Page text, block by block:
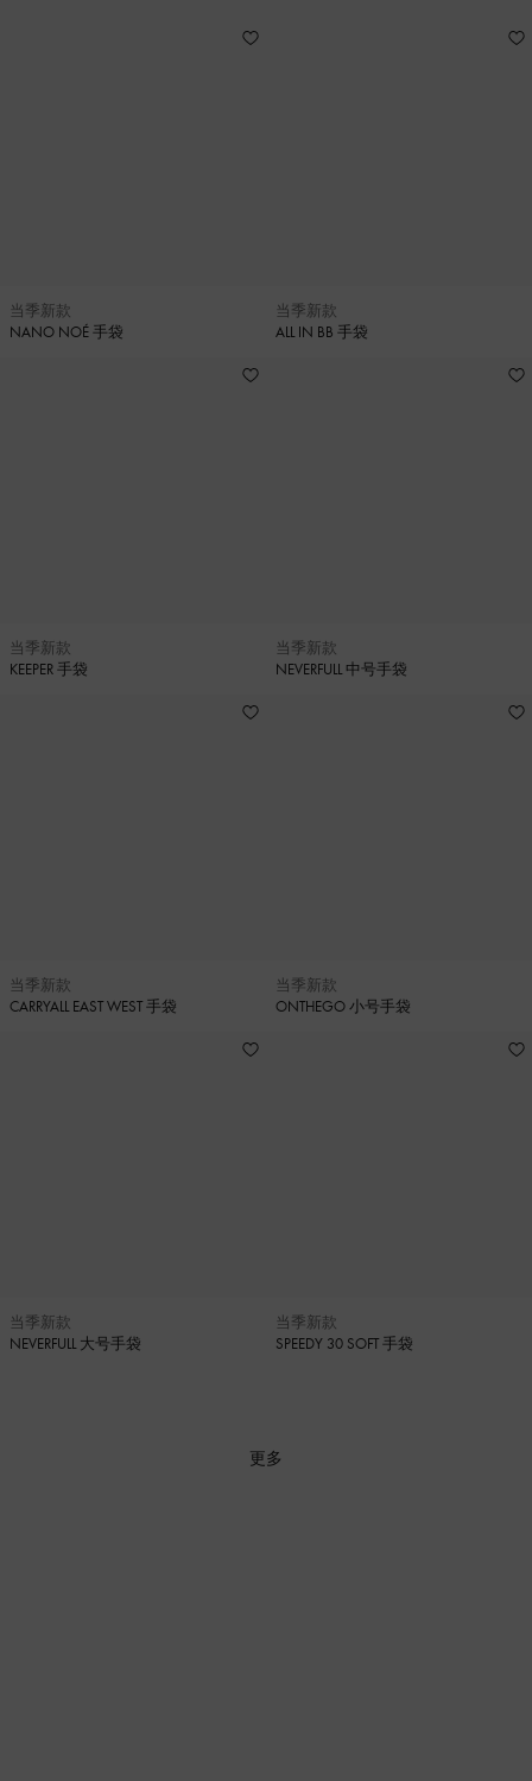
当季新款
NANO NOÉ 手袋
当季新款
ALL IN BB 手袋
当季新款
KEEPER 手袋
当季新款
NEVERFULL 中号手袋
当季新款
CARRYALL EAST WEST 手袋
当季新款
ONTHEGO 小号手袋
当季新款
NEVERFULL 大号手袋
当季新款
SPEEDY 30 SOFT 手袋
更多